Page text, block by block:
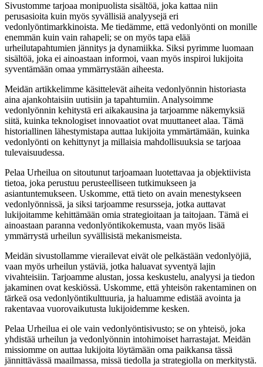
Sivustomme tarjoaa monipuolista sisältöä, joka kattaa niin
perusasioita kuin myös syvällisiä analyysejä eri
vedonlyöntimarkkinoista. Me tiedämme, että vedonlyönti on monille
enemmän kuin vain rahapeli; se on myös tapa elää
urheilutapahtumien jännitys ja dynamiikka. Siksi pyrimme luomaan
sisältöä, joka ei ainoastaan informoi, vaan myös inspiroi lukijoita
syventämään omaa ymmärrystään aiheesta.
Meidän artikkelimme käsittelevät aiheita vedonlyönnin historiasta
aina ajankohtaisiin uutisiin ja tapahtumiin. Analysoimme
vedonlyönnin kehitystä eri aikakausina ja tarjoamme näkemyksiä
siitä, kuinka teknologiset innovaatiot ovat muuttaneet alaa. Tämä
historiallinen lähestymistapa auttaa lukijoita ymmärtämään, kuinka
vedonlyönti on kehittynyt ja millaisia mahdollisuuksia se tarjoaa
tulevaisuudessa.
Pelaa Urheilua on sitoutunut tarjoamaan luotettavaa ja objektiivista
tietoa, joka perustuu perusteelliseen tutkimukseen ja
asiantuntemukseen. Uskomme, että tieto on avain menestykseen
vedonlyönnissä, ja siksi tarjoamme resursseja, jotka auttavat
lukijoitamme kehittämään omia strategioitaan ja taitojaan. Tämä ei
ainoastaan paranna vedonlyöntikokemusta, vaan myös lisää
ymmärrystä urheilun syvällisistä mekanismeista.
Meidän sivustollamme vierailevat eivät ole pelkästään vedonlyöjiä,
vaan myös urheilun ystäviä, jotka haluavat syventyä lajin
vivahteisiin. Tarjoamme alustan, jossa keskustelu, analyysi ja tiedon
jakaminen ovat keskiössä. Uskomme, että yhteisön rakentaminen on
tärkeä osa vedonlyöntikulttuuria, ja haluamme edistää avointa ja
rakentavaa vuorovaikutusta lukijoidemme kesken.
Pelaa Urheilua ei ole vain vedonlyöntisivusto; se on yhteisö, joka
yhdistää urheilun ja vedonlyönnin intohimoiset harrastajat. Meidän
missiomme on auttaa lukijoita löytämään oma paikkansa tässä
jännittävässä maailmassa, missä tiedolla ja strategiolla on merkitystä.